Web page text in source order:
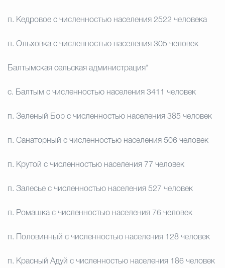
п. Кедровое с численностью населения 2522 человека
п. Ольховка с численностью населения 305 человек
Балтымская сельская администрация*
с. Балтым с численностью населения 3411 человек
п. Зеленый Бор с численностью населения 385 человек
п. Санаторный с численностью населения 506 человек
п. Крутой с численностью населения 77 человек
п. Залесье с численностью населения 527 человек
п. Ромашка с численностью населения 76 человек
п. Половинный с численностью населения 128 человек
п. Красный Адуй с численностью населения 186 человек